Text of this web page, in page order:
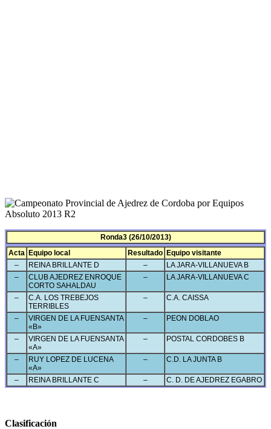
Ronda3 (26/10/2013)
Acta Equipo local Resultado Equipo visitante
–
REINA BRILLANTE D –
LA JARA-VILLANUEVA B
–
CLUB AJEDREZ ENROQUE
CORTO SAHALDAU
– LA JARA-VILLANUEVA C
–
C.A. LOS TREBEJOS
TERRIBLES
– C.A. CAISSA
–
VIRGEN DE LA FUENSANTA
«B»
– PEON DOBLAO
–
VIRGEN DE LA FUENSANTA
«A»
– POSTAL CORDOBES B
–
RUY LOPEZ DE LUCENA
«A»
– C.D. LA JUNTA B
– REINA BRILLANTE C – C. D. DE AJEDREZ EGABRO
Clasificación